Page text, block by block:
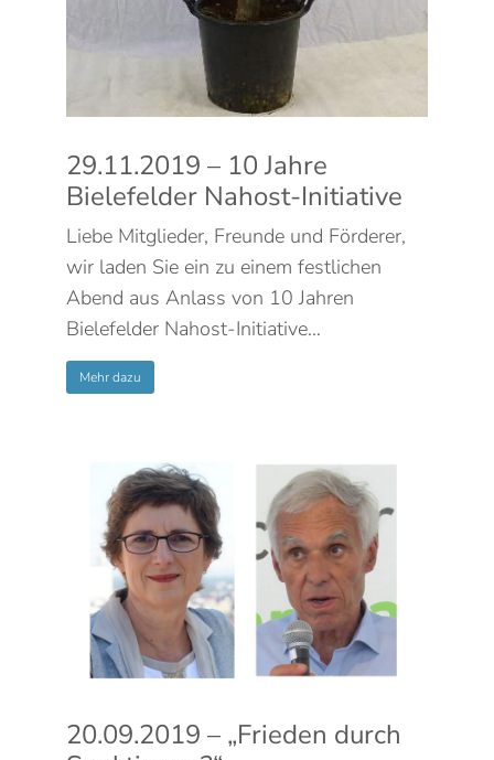
29.11.2019 – 10 Jahre
Bielefelder Nahost-Initiative
Liebe Mitglieder, Freunde und Förderer,
wir laden Sie ein zu einem festlichen
Abend aus Anlass von 10 Jahren
Bielefelder Nahost-Initiative…
Mehr dazu
20.09.2019 – „Frieden durch